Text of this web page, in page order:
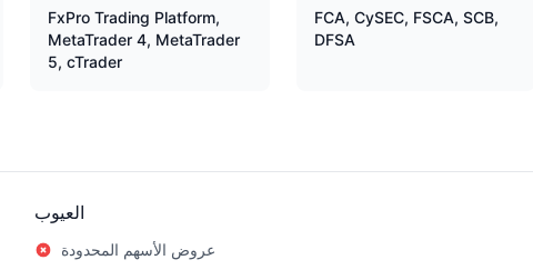
FxPro Trading Platform,
MetaTrader 4, MetaTrader
5, cTrader
FCA, CySEC, FSCA, SCB,
DFSA
العيوب
عروض الأسهم المحدودة